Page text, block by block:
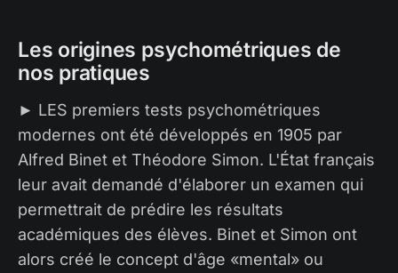
Les origines psychométriques de
nos pratiques
► LES premiers tests psychométriques
modernes ont été développés en 1905 par
Alfred Binet et Théodore Simon. L'État français
leur avait demandé d'élaborer un examen qui
permettrait de prédire les résultats
académiques des élèves. Binet et Simon ont
alors créé le concept d'âge «mental» ou